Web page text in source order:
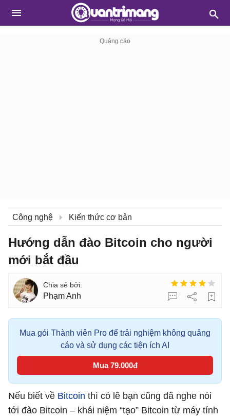
Công nghệ Kiến thức cơ bản
Hướng dẫn đào Bitcoin cho người
mới bắt đầu
Phạm Anh
Mua gói Thành viên Pro để trải nghiệm không quảng
cáo và sử dụng các tiện ích AI
Mua 79.000đ
Nếu biết về Bitcoin thì có lẽ bạn cũng đã nghe nói
tới đào Bitcoin – khái niệm “tạo” Bitcoin từ máy tính